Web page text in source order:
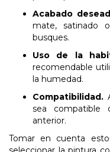
Acabado
mate, satinado
busques.
Uso
de la
recomendable
la humedad.
Compatibilidad.
sea compatible
anterior.
Tomar en cuenta